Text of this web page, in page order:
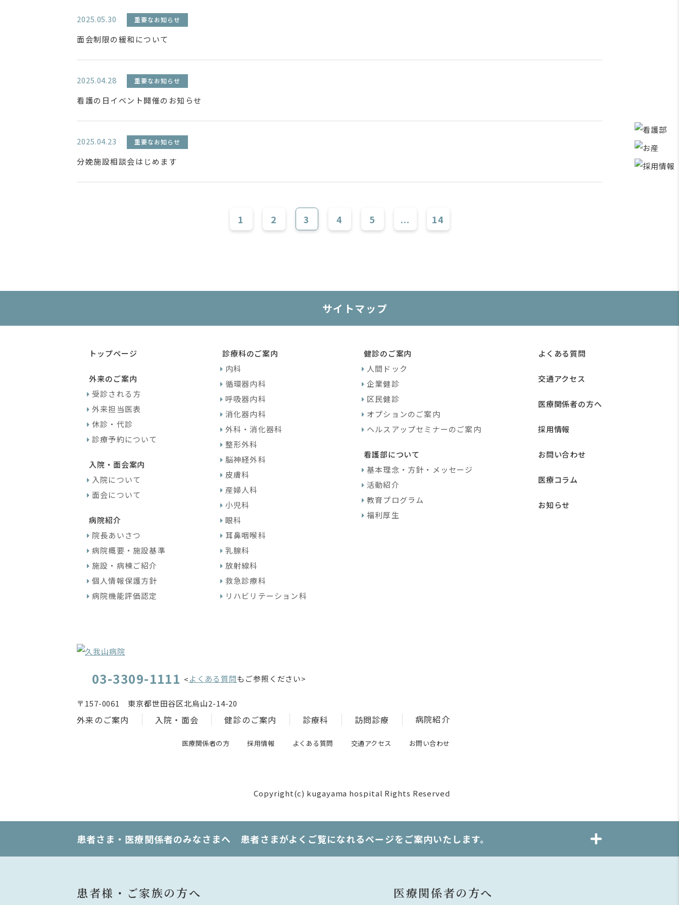
2025.05.30 重要なお知らせ
面会制限の緩和について
2025.04.28 重要なお知らせ
看護の日イベント開催のお知らせ
2025.04.23 重要なお知らせ
分娩施設相談会はじめます
1 2 3 4 5 ... 14
サイトマップ
トップページ
外来のご案内
受診される方
外来担当医表
休診・代診
診療予約について
入院・面会案内
入院について
面会について
病院紹介
院長あいさつ
病院概要・施設基準
施設・病棟ご紹介
個人情報保護方針
病院機能評価認定
診療科のご案内
内科
循環器内科
呼吸器内科
消化器内科
外科・消化器科
整形外科
脳神経外科
皮膚科
産婦人科
小児科
眼科
耳鼻咽喉科
乳腺科
放射線科
救急診療科
リハビリテーション科
健診のご案内
人間ドック
企業健診
区民健診
オプションのご案内
ヘルスアップセミナーのご案内
看護部について
基本理念・方針・メッセージ
活動紹介
教育プログラム
福利厚生
よくある質問
交通アクセス
医療関係者の方へ
採用情報
お問い合わせ
医療コラム
お知らせ
03-3309-1111 <よくある質問もご参照ください>
〒157-0061 東京都世田谷区北烏山2-14-20
外来のご案内 入院・面会 健診のご案内 診療科 訪問診療 病院紹介
医療関係者の方 採用情報 よくある質問 交通アクセス お問い合わせ
Copyright(c) kugayama hospital Rights Reserved
患者さま・医療関係者のみなさまへ 患者さまがよくご覧になれるページをご案内いたします。
患者様・ご家族の方へ 医療関係者の方へ